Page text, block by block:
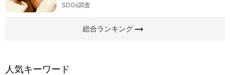
SDGs調査
総合ランキングarrow_right_alt
人気キーワード